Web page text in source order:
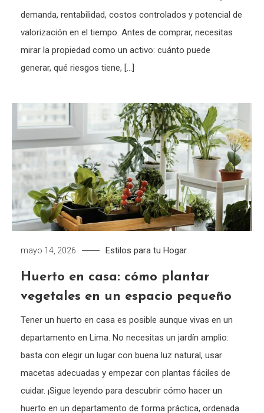
demanda, rentabilidad, costos controlados y potencial de
valorización en el tiempo. Antes de comprar, necesitas
mirar la propiedad como un activo: cuánto puede
generar, qué riesgos tiene, […]
mayo 14, 2026 Estilos para tu Hogar
Huerto en casa: cómo plantar
vegetales en un espacio pequeño
Tener un huerto en casa es posible aunque vivas en un
departamento en Lima. No necesitas un jardín amplio:
basta con elegir un lugar con buena luz natural, usar
macetas adecuadas y empezar con plantas fáciles de
cuidar. ¡Sigue leyendo para descubrir cómo hacer un
huerto en un departamento de forma práctica, ordenada